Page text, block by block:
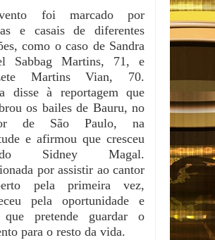
foi marcado por
e casais de diferentes
como o caso de Sandra
Sabbag Martins, 71, e
Martins Vian, 70.
disse à reportagem que
os bailes de Bauru, no
de São Paulo, na
e afirmou que cresceu
Sidney Magal.
por assistir ao cantor
pela primeira vez,
pela oportunidade e
que pretende guardar o
para o resto da vida.